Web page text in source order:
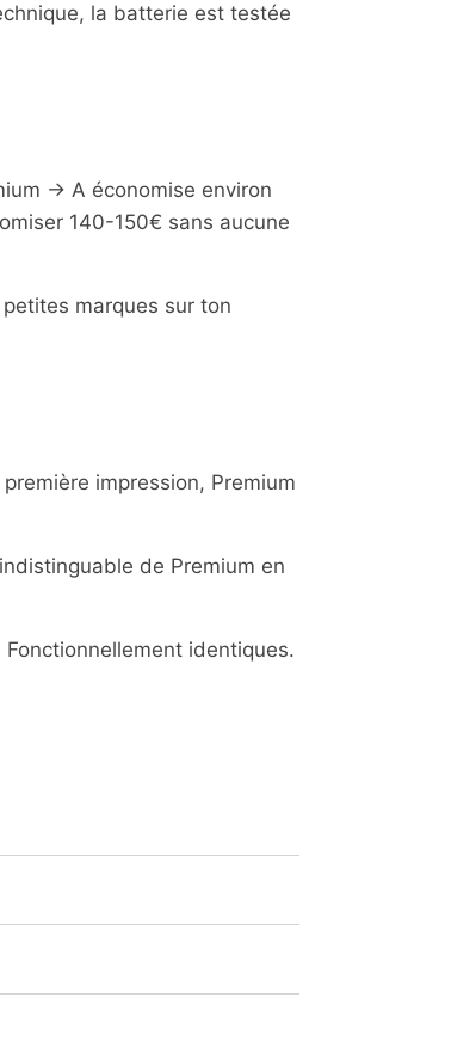
la batterie est testée
→ A économise environ
140-150€ sans aucune
marques sur ton
impression, Premium
de Premium en
identiques.